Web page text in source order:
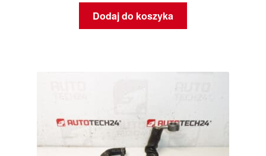
Dodaj do koszyka